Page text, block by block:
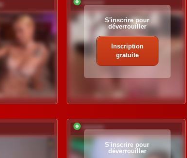
*********
S'inscrire pour
déverrouiller
Inscription
gratuite
*********
S'inscrire pour
déverrouiller